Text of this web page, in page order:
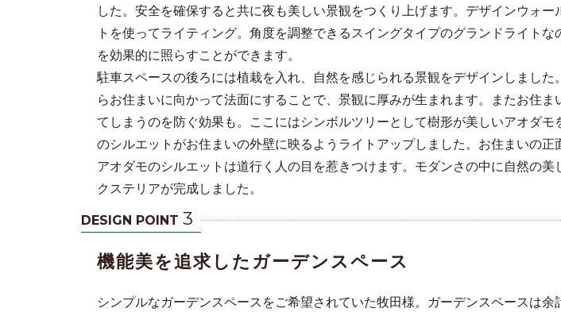
した。安全を確保すると共に夜も美しい景観をつくり上げます。デザインウォー
トを使ってライティング。角度を調整できるスイングタイプのグランドライトな
を効果的に照らすことができます。
駐車スペースの後ろには植栽を入れ、自然を感じられる景観をデザインしました
らお住まいに向かって法面にすることで、景観に厚みが生まれます。またお住ま
てしまうのを防ぐ効果も。ここにはシンボルツリーとして樹形が美しいアオダモ
のシルエットがお住まいの外壁に映るようライトアップしました。お住まいの正
アオダモのシルエットは道行く人の目を惹きつけます。モダンさの中に自然の美
クステリアが完成しました。
DESIGN POINT 3
機能美を追求したガーデンスペース
シンプルなガーデンスペースをご希望されていた牧田様。ガーデンスペースは余